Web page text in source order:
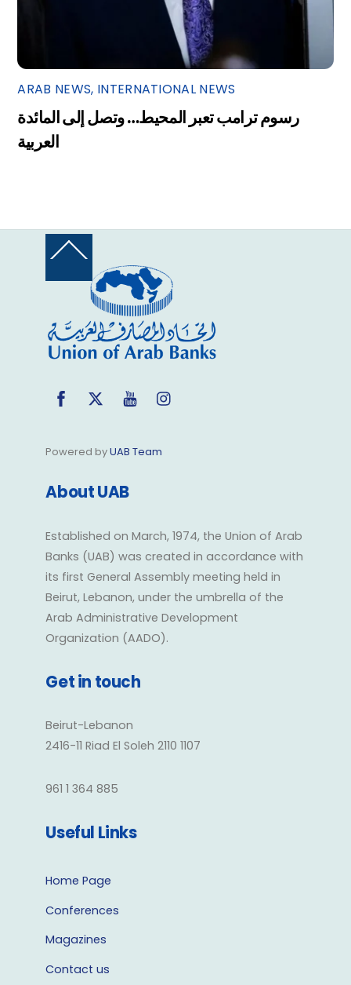
ARAB NEWS, INTERNATIONAL NEWS
رسوم ترامب تعبر المحيط… وتصل إلى المائدة
العربية
Back
Top
Facebook
Twitter YouTube
Powered byUAB Team
About UAB
Established on March, 1974, the Union of Arab
Banks (UAB) was created in accordance with
its first General Assembly meeting held in
Beirut, Lebanon, under the umbrella of the
Arab Administrative Development
Organization (AADO).
Get in touch
Beirut-Lebanon
2416-11 Riad El Soleh 2110 1107
961 1 364 885
Useful Links
Home Page
Conferences
Magazines
Contact us